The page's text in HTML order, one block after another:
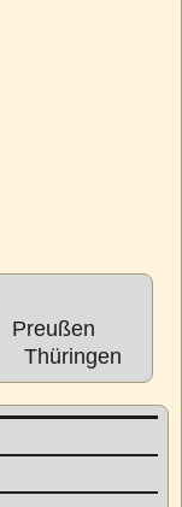
Preußen
Thüringen